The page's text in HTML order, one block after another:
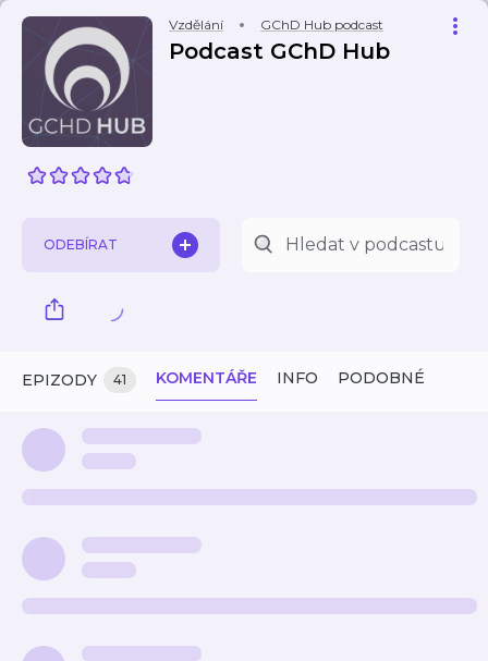
Vzdělání GChD Hub podcast
Podcast GChD Hub
ODEBÍRAT
EPIZODY 41 KOMENTÁŘE INFO PODOBNÉ